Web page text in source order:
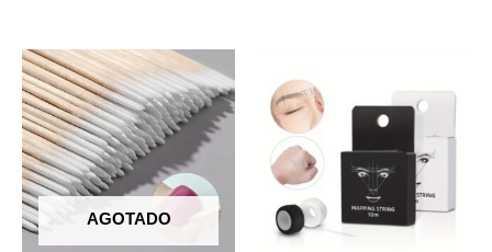
AGOTADO